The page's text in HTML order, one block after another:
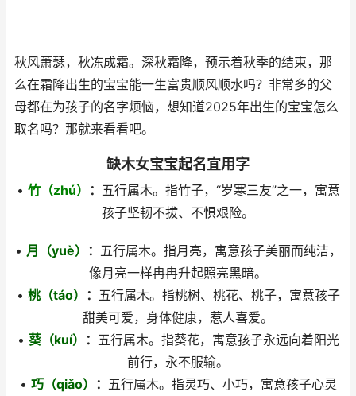
秋风萧瑟，秋冻成霜。深秋霜降，预示着秋季的结束，那
么在霜降出生的宝宝能一生富贵顺风顺水吗？非常多的父
母都在为孩子的名字烦恼，想知道2025年出生的宝宝怎么
取名吗？那就来看看吧。
缺木女宝宝起名宜用字
• 竹（zhú） ： 五行属木。指竹子，“岁寒三友”之一，寓意
孩子坚韧不拔、不惧艰险。
• 月（yuè） ： 五行属木。指月亮，寓意孩子美丽而纯洁，
像月亮一样冉冉升起照亮黑暗。
• 桃（táo） ： 五行属木。指桃树、桃花、桃子，寓意孩子
甜美可爱，身体健康，惹人喜爱。
• 葵（kuí） ： 五行属木。指葵花，寓意孩子永远向着阳光
前行，永不服输。
• 巧（qiǎo） ： 五行属木。指灵巧、小巧，寓意孩子心灵